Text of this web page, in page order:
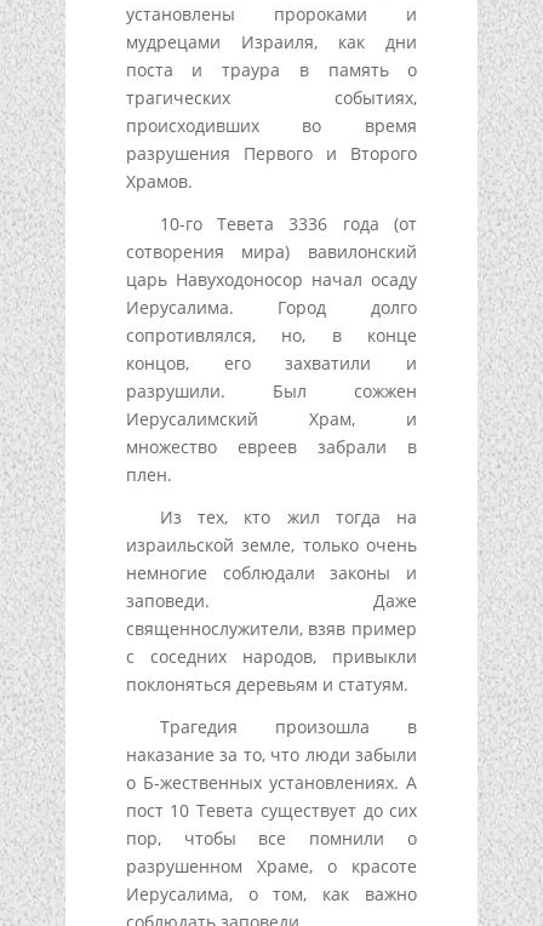
установлены пророками и
мудрецами Израиля, как дни
поста и траура в память о
трагических событиях,
происходивших во время
разрушения Первого и Второго
Храмов.
10-го Тевета 3336 года (от
сотворения мира) вавилонский
царь Навуходоносор начал осаду
Иерусалима. Город долго
сопротивлялся, но, в конце
концов, его захватили и
разрушили. Был сожжен
Иерусалимский Храм, и
множество евреев забрали в
плен.
Из тех, кто жил тогда на
израильской земле, только очень
немногие соблюдали законы и
заповеди. Даже
священнослужители, взяв пример
с соседних народов, привыкли
поклоняться деревьям и статуям.
Трагедия произошла в
наказание за то, что люди забыли
о Б-жественных установлениях. А
пост 10 Тевета существует до сих
пор, чтобы все помнили о
разрушенном Храме, о красоте
Иерусалима, о том, как важно